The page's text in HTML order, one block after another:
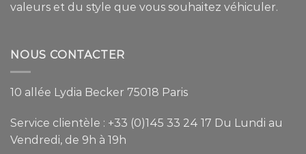
valeurs et du style que vous souhaitez véhiculer.
NOUS CONTACTER
10 allée Lydia Becker 75018 Paris
Service clientèle : +33 (0)145 33 24 17 Du Lundi au
Vendredi, de 9h à 19h